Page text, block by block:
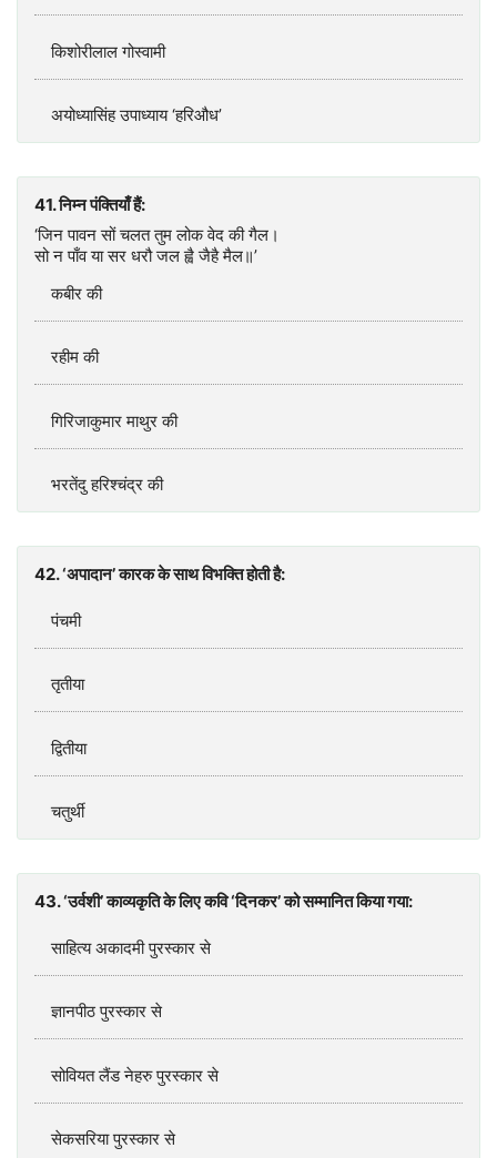
किशोरीलाल गोस्वामी
अयोध्यासिंह उपाध्याय ‘हरिऔध’
41. निम्न पंक्तियाँ हैं:
‘जिन पावन सों चलत तुम लोक वेद की गैल।
सो न पाँव या सर धरौ जल ह्वै जैहै मैल॥’
कबीर की
रहीम की
गिरिजाकुमार माथुर की
भरतेंदु हरिश्चंद्र की
42. ‘अपादान’ कारक के साथ विभक्ति होती है:
पंचमी
तृतीया
द्वितीया
चतुर्थी
43. ‘उर्वशी’ काव्यकृति के लिए कवि ‘दिनकर’ को सम्मानित किया गया:
साहित्य अकादमी पुरस्कार से
ज्ञानपीठ पुरस्कार से
सोवियत लैंड नेहरु पुरस्कार से
सेकसरिया पुरस्कार से